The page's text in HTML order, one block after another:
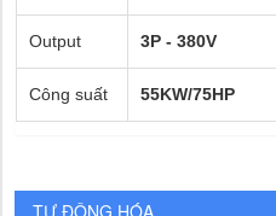
Output 3P - 380V
Công suất 55KW/75HP